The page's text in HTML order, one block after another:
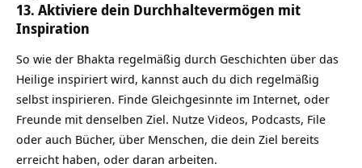
13. Aktiviere dein Durchhaltevermögen mit
Inspiration
So wie der Bhakta regelmäßig durch Geschichten über das
Heilige inspiriert wird, kannst auch du dich regelmäßig
selbst inspirieren. Finde Gleichgesinnte im Internet, oder
Freunde mit denselben Ziel. Nutze Videos, Podcasts, File
oder auch Bücher, über Menschen, die dein Ziel bereits
erreicht haben, oder daran arbeiten.